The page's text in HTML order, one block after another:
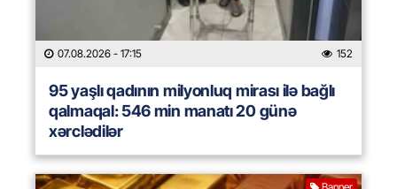
07.08.2026 - 17:15 152
95 yaşlı qadının milyonluq mirası ilə bağlı
qalmaqal: 546 min manatı 20 günə
xərclədilər